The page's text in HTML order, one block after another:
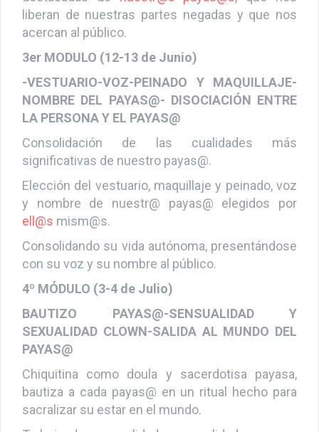
destacadas denuestr@s payas@s , que nos
liberan de nuestras partes negadas y que nos
acercan al público.
3er MODULO (12-13 de Junio)
-VESTUARIO-VOZ-PEINADO Y MAQUILLAJE-
NOMBRE DEL PAYAS@- DISOCIACIÓN ENTRE
LA PERSONA Y EL PAYAS@
Consolidación de las cualidades más
significativas de nuestro payas@.
Elección del vestuario, maquillaje y peinado, voz
y nombre de nuestr@ payas@ elegidos por
l@s mism@s
Consolidando su vida autónoma, presentándose
con su voz y su nombre al público.
4º MÓDULO (3-4 de Julio)
BAUTIZO PAYAS@-SENSUALIDAD Y
SEXUALIDAD CLOWN-SALIDA AL MUNDO DEL
PAYAS@
Chiquitina como doula y sacerdotisa payasa,
bautiza a cada payas@ en un ritual hecho para